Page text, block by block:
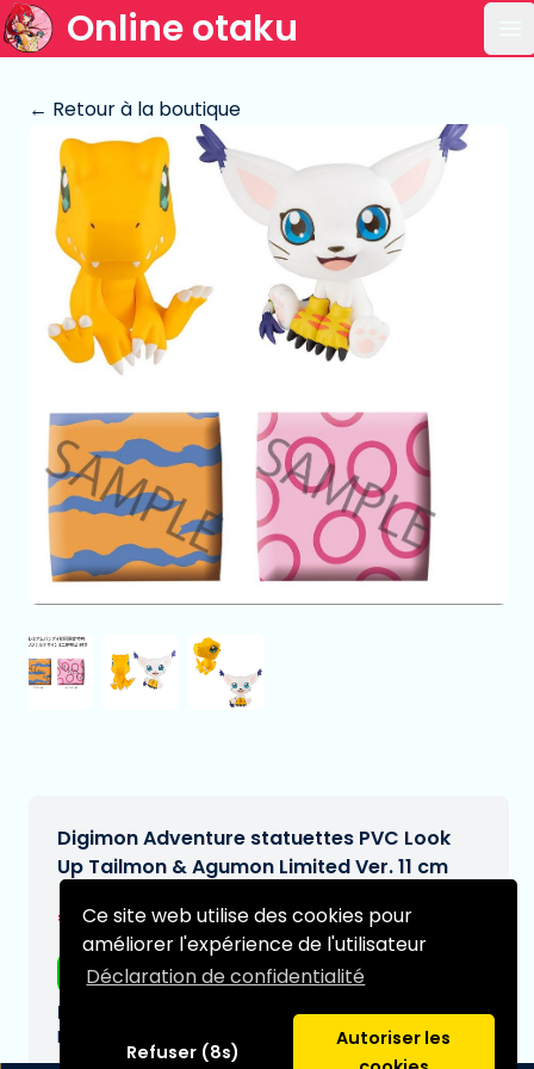
Ce site web utilise des cookies pour
améliorer l'expérience de l'utilisateur
Déclaration de confidentialité
Refuser (8s)
Autoriser les
Online otaku
← Retour à la boutique
Digimon Adventure statuettes PVC Look
Up Tailmon & Agumon Limited Ver. 11 cm
€106,95[Sous réserve de modifications]
Livraison gratuite
Date de livraison prévue:
N/A